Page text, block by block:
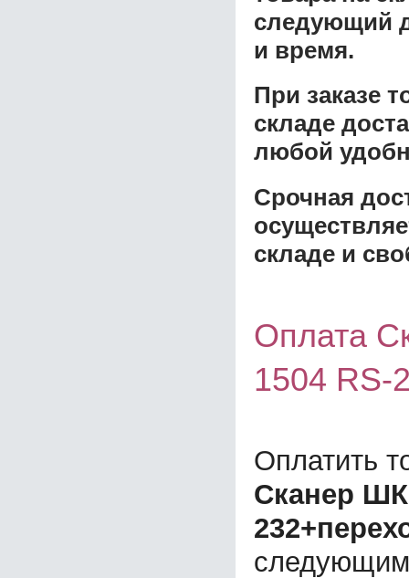
следующий
и время.
При заказе
складе
любой
Срочная
складе и
Оплата
1504 RS-
Оплатить
Сканер ШК